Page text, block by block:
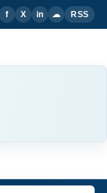
f X in ☁ RSS